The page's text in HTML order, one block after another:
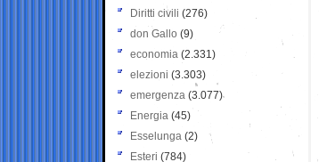
Diritti civili (276)
don Gallo (9)
economia (2.331)
elezioni (3.303)
emergenza (3.077)
Energia (45)
Esselunga (2)
Esteri (784)